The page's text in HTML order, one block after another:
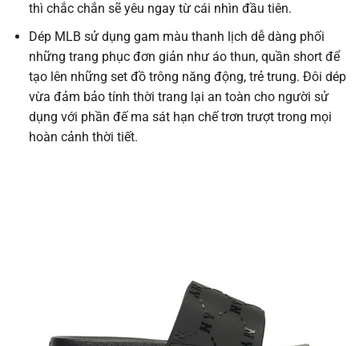
thì chắc chắn sẽ yêu ngay từ cái nhìn đầu tiên.
Dép MLB sử dụng gam màu thanh lịch dễ dàng phối
những trang phục đơn giản như áo thun, quần short để
tạo lên những set đồ trông năng động, trẻ trung. Đôi dép
vừa đảm bảo tính thời trang lại an toàn cho người sử
dụng với phần đế ma sát hạn chế trơn trượt trong mọi
hoàn cảnh thời tiết.